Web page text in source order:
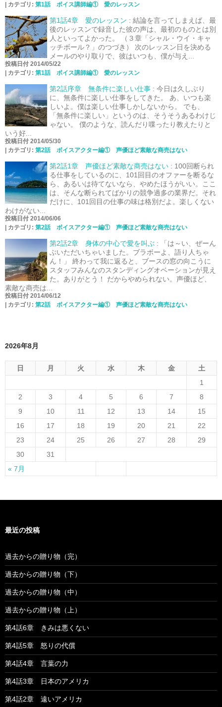
カテゴリ: 第1話 ボイス講師編① 愛のレッスン
第1話4章 愛のレッスン : 結論を言ってしまえば、最
後のレッスンで録音した彼の声は、最初のものとは別
人といってよかった。 （３章「シャル・ウイ・キャ
ッチボール？」のつづき） 次のレッスン日を決める
メールのやり取りで、彼はいつも、僕が与え...
投稿日付 2014/05/22
カテゴリ: 第1話 ボイス講師編① 愛のレッスン
第2話序章 無条件に楽しい仕事 : 今日は久しぶり
に、無条件に楽しい仕事をしてきた。 あ、いつも楽
しいよ。僕は楽しい仕事しかしないから。 でも、
「無条件に楽しい」というのは、そうそうあるわけじ
ゃない。 僕のような、読んだり喋ったり教えたりと
いう好...
投稿日付 2014/05/30
カテゴリ: 第2話 ボイスアクター編① 声優ほど素敵な商売はない
第2話1章 声優ほど素敵な商売はない : 100回断られ
る仕事をしているのに、101回目のオファーを断るな
ら、あるいは待てないなら、やめたほうがいい。ここ
は、そんな断られてばかりの競争過多の業界だ。それ
だけに、101回目の仕事の味は格別だよ。楽しくない
わけがない...
投稿日付 2014/06/06
カテゴリ: 第2話 ボイスアクター編① 声優ほど素敵な商売はない
第2話2章 身体の中心で愛を叫ぶ :
「は～い、ぜーん
ぶいただいちゃいました。ブラボーよ、語り人ちゃ
ん！」 終わって我に返ると、ブースの窓の向こうに
スタッフみんなのスタンディングオベーションが見え
た。ありがとう！ だからやめられない。声優ほど、
素敵な商売は...
投稿日付 2014/06/12
カテゴリ: 第2話 ボイスアクター編① 声優ほど素敵な商売はない
2026年8月
日 月 火 水 木 金 土
« 7月
1
2
3 4 5 6 7
8
9
10 11 12 13 14
15
16
17 18 19 20 21
22
23
24 25 26 27 28
29
30
31
最近の投稿
過去からの贈り物（完）
過去からの贈り物（下）
過去からの贈り物（中）
過去からの贈り物（上）
第4話6章 きみは悪くない
第4話5章 怒りの代償
第4話4章 言葉の力
第4話3章 日本のアメリカ
第4話2章 遠いアメリカ